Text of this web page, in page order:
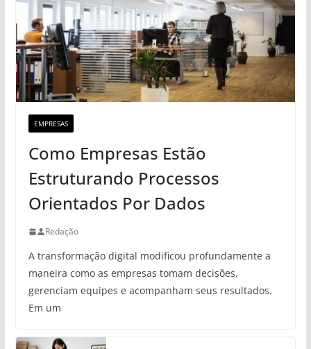
EMPRESAS
Como Empresas Estão
Estruturando Processos
Orientados Por Dados
Redação
A transformação digital modificou profundamente a
maneira como as empresas tomam decisões,
gerenciam equipes e acompanham seus resultados.
Em um